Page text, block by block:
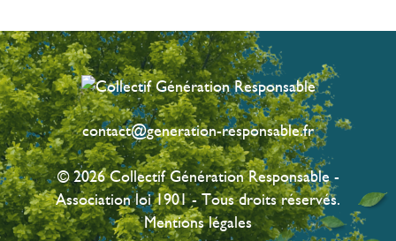
contact@generation-responsable.fr
© 2026 Collectif Génération Responsable -
Association loi 1901 - Tous droits réservés.
Mentions légales